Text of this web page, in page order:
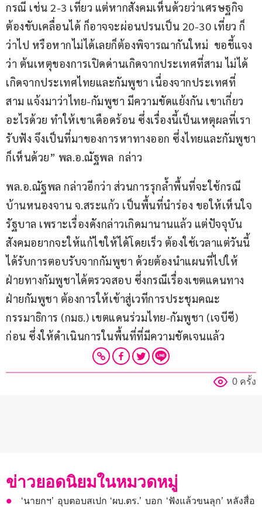
กรณี เช่น 2-3 เที่ยว แต่หากสังคมเห็นด้วยว่าเศรษฐกิจ
ต้องขับเคลื่อนได้ ก็อาจจะผ่อนปรนเป็น 20-30 เที่ยว ก็
ว่าไป หรือหากไม่ได้เลยก็ต้องพิจารณากันใหม่  ขอชี้แจง
ว่า ต้นเหตุของการเปิดด่านเกิดจากประเทศที่สาม ไม่ได้
เกิดจากประเทศไทยและกัมพูชา เนื่องจากประเทศที่
สาม แจ้งมาว่าไทย-กัมพูชา มีความขัดแย้งกัน เขาเกี่ยว
อะไรด้วย ทำให้เขาเดือดร้อน ซึ่งเรื่องนี้เป็นเหตุผลที่เรา
รับฟัง จึงเป็นที่มาของการหาทางออก ซึ่งไทยและกัมพูชา
ก็เห็นด้วย” พล.อ.ณัฐพล  กล่าว
พล.อ.ณัฐพล กล่าวอีกว่า ส่วนการรุกล้ำพื้นที่จะใช้กรณี
บ้านหนองจาน จ.สระแก้ว เป็นพื้นที่นำร่อง ขอให้เห็นใจ
รัฐบาล เพราะเรื่องดังกล่าวเกิดมานานแล้ว แต่ปัจจุบัน
สังคมอยากจะให้แก้ไขให้ได้โดยเร็ว ต้องใช้เวลาแต่วันนี้
ได้รับการตอบรับจากกัมพูชา ด้วยต้องนำแผนที่ไปให้
ฝ่ายทางกัมพูชาได้ตรวจสอบ ซึ่งกรณีเรื่องเขตแดนทาง
ฝ่ายกัมพูชา ต้องการให้เข้าสู่เวทีการประชุมคณะ
กรรมาธิการ (กมธ.) เขตแดนร่วมไทย-กัมพูชา (เจบีซี)
ก่อน ซึ่งให้ดำเนินการในพื้นที่ที่มีความชัดเจนแล้ว
0 ครั้ง
ข่าวยอดนิยมในหมวดหมู่
‘นายกฯ’ อุบตอบสเปก ‘ผบ.ตร.’ บอก ‘ฟังแล้วขนลุก’ หลังสื่อ